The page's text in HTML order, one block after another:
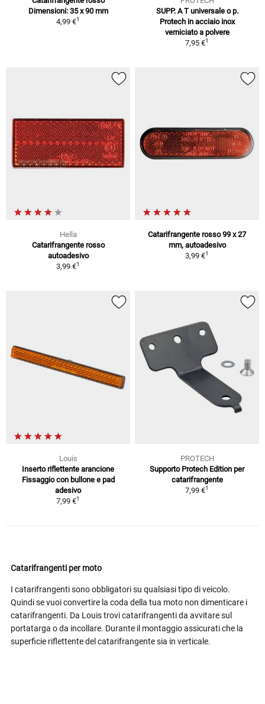
Dimensioni: 35 x 90 mm
4,99 €1
SUPP. A T universale o p.
Protech in acciaio inox
verniciato a polvere
7,95 €1
Hella
Catarifrangente rosso
autoadesivo
3,99 €1
Catarifrangente rosso 99 x 27
mm, autoadesivo
3,99 €1
Louis
Inserto riflettente arancione
Fissaggio con bullone e pad
adesivo
7,99 €1
PROTECH
Supporto Protech Edition per
catarifrangente
7,99 €1
Catarifrangenti per moto
I catarifrangenti sono obbligatori su qualsiasi tipo di veicolo.
Quindi se vuoi convertire la coda della tua moto non dimenticare i
catarifrangenti. Da Louis trovi catarifrangenti da avvitare sul
portatarga o da incollare. Durante il montaggio assicurati che la
superficie riflettente del catarifrangente sia in verticale.